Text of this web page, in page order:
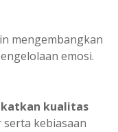
mengembangkan
emosi.
kualitas
kebiasaan